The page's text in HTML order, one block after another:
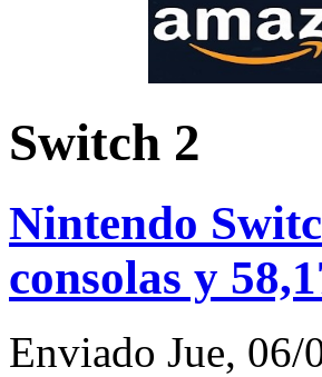
Switch 2
Nintendo
consolas y
Enviado Jue,